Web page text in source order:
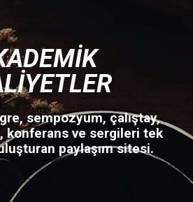
sempozyum, çalıştay,
konferans ve sergileri tek
paylaşım sitesi.